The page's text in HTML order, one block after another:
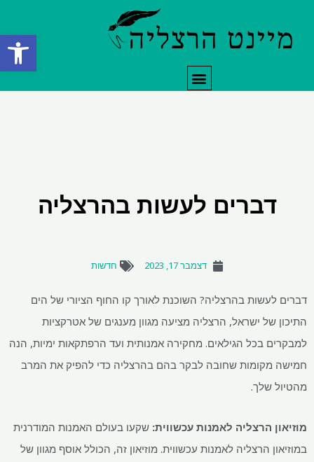
פתח
תפריט
דברים לעשות בהרצליה
דצמבר 17, 2023 חדשות
דברים לעשות בהרצליה? השוכנת לאורך קו החוף הציורי של הים
התיכון של ישראל, הרצליה מציעה מגוון מענגים של אטרקציות
למבקרים בכל הגילאים. מחקירה אמנותית ועד הרפתקאות ימיות, הנה
חמישה מקומות שחובה לבקר בהם בהרצליה כדי להפיק את המרב
מהטיול שלך.
מוזיאון הרצליה לאמנות עכשווית: שקעו בעולם האמנות המודרנית
במוזיאון הרצליה לאמנות עכשווית. מוזיאון זה, הכולל אוסף מגוון של